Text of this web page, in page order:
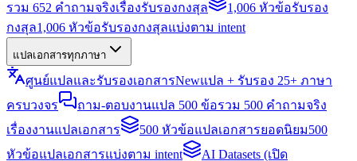
รวม 652 คำถามจริงเรื่องรับรองกงสุล
1,006 หัวข้อรับรอง
กงสุล1,006 หัวข้อรับรองกงสุลแบ่งตาม intent
แปลเอกสารทุกภาษา
ศูนย์แปลและรับรองเอกสารNewแปล + รับรอง 25+ ภาษา
ครบวงจร
ถาม-ตอบงานแปล 500 ข้อรวม 500 คำถามจริง
เรื่องงานแปลเอกสาร
500 หัวข้อแปลเอกสารยอดนิยม500
หัวข้อแปลเอกสารแบ่งตาม intent
AI Datasets (เปิด